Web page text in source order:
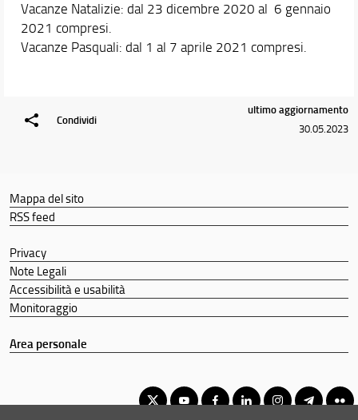
Vacanze Natalizie: dal 23 dicembre 2020 al 6 gennaio
2021 compresi.
Vacanze Pasquali: dal 1 al 7 aprile 2021 compresi.
Condividi
ultimo aggiornamento
30.05.2023
Mappa del sito
RSS feed
Privacy
Note Legali
Accessibilità e usabilità
Monitoraggio
Area personale